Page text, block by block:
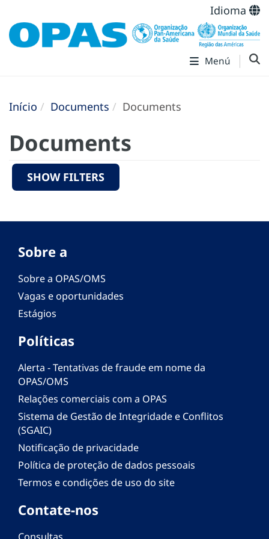
Idioma
Menú
Início Documents Documents
Documents
SHOW FILTERS
Sobre a
Sobre a OPAS/OMS
Vagas e oportunidades
Estágios
Políticas
Alerta - Tentativas de fraude em nome da
OPAS/OMS
Relações comerciais com a OPAS
Sistema de Gestão de Integridade e Conflitos
(SGAIC)
Notificação de privacidade
Política de proteção de dados pessoais
Termos e condições de uso do site
Contate-nos